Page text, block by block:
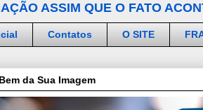
ASSIM QUE O FATO
Contatos O SITE
da Sua Imagem